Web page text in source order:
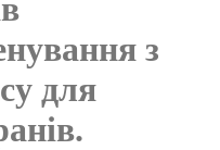
з
для